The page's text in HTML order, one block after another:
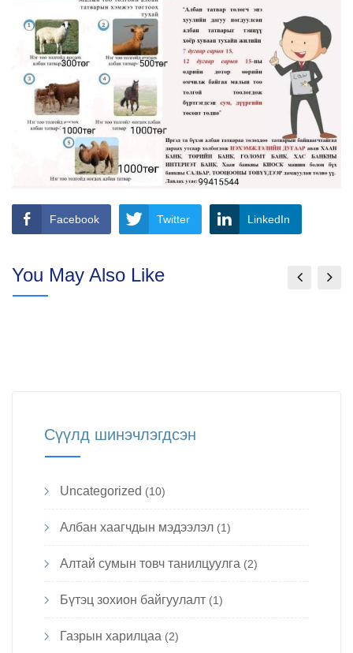
Facebook Twitter LinkedIn
You May Also Like
Сүүлд шинэчлэгдсэн
Uncategorized (10)
Албан хаагчдын мэдээлэл (1)
Алтай сумын товч танилцуулга (2)
Бүтэц зохион байгуулалт (1)
Газрын харилцаа (2)